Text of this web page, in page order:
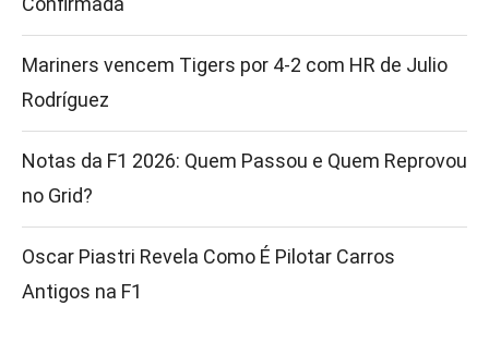
Mariners vencem Tigers por 4-2 com HR de Julio
Rodríguez
Notas da F1 2026: Quem Passou e Quem Reprovou
no Grid?
Oscar Piastri Revela Como É Pilotar Carros
Antigos na F1